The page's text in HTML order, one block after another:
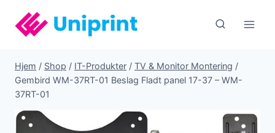
indhold
Hjem / Shop / IT-Produkter / TV & Monitor Montering /
Gembird WM-37RT-01 Beslag Fladt panel 17-37 – WM-
37RT-01